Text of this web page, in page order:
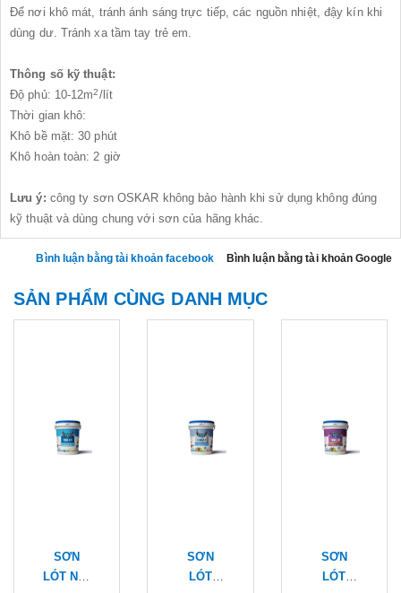
Để nơi khô mát, tránh ánh sáng trực tiếp, các nguồn nhiệt, đậy kín khi
dùng dư. Tránh xa tầm tay trẻ em.
Thông số kỹ thuật:
Độ phủ: 10-12m2/lít
Thời gian khô:
Khô bề mặt: 30 phút
Khô hoàn toàn: 2 giờ
Lưu ý: công ty sơn OSKAR không bảo hành khi sử dụng không đúng
kỹ thuật và dùng chung với sơn của hãng khác.
Bình luận bằng tài khoản facebook Bình luận bằng tài khoản Google
SẢN PHẨM CÙNG DANH MỤC
SƠN
LÓT NỘI
SƠN
LÓT
SƠN
LÓT